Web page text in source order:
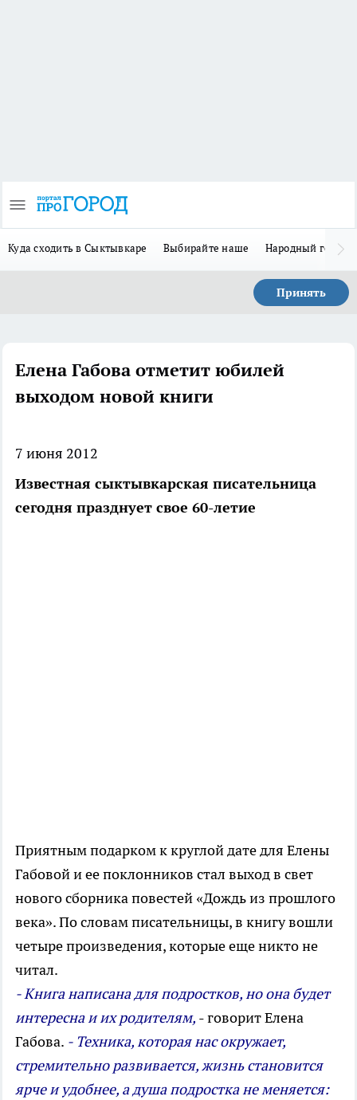
Куда сходить в Сыктывкаре Выбирайте наше Народный герой-
Принять
Елена Габова отметит юбилей
выходом новой книги
7 июня 2012
Известная сыктывкарская писательница
сегодня празднует свое 60-летие
Приятным подарком к круглой дате для Елены
Габовой и ее поклонников стал выход в свет
нового сборника повестей «Дождь из прошлого
века». По словам писательницы, в книгу вошли
четыре произведения, которые еще никто не
читал.
- Книга написана для подростков, но она будет
интересна и их родителям, - говорит Елена
Габова. - Техника, которая нас окружает,
стремительно развивается, жизнь становится
ярче и удобнее, а душа подростка не меняется: